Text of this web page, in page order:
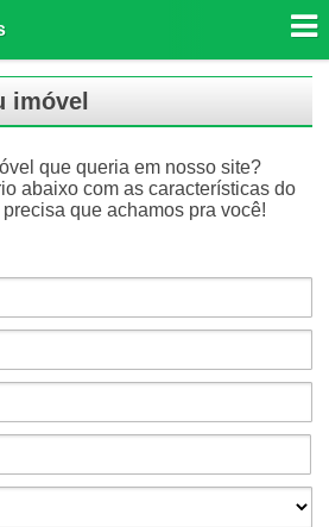
imóvel
que queria em nosso site?
abaixo com as características do
que achamos pra você!